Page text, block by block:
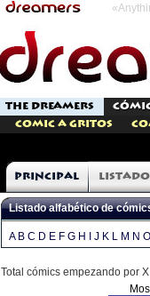
THE DREAMERS
Comic a Gritos
Principal
Listado alfabético de
A B C D E F G H J K L M N O
Total cómics empezando por X